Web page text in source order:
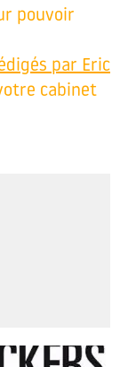
pouvoir
par Eric
cabinet